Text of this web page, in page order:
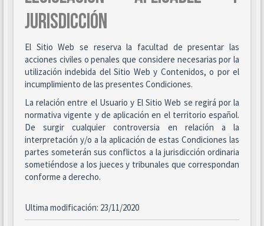
JURISDICCIÓN
El Sitio Web se reserva la facultad de presentar las
acciones civiles o penales que considere necesarias por la
utilización indebida del Sitio Web y Contenidos, o por el
incumplimiento de las presentes Condiciones.
La relación entre el Usuario y El Sitio Web se regirá por la
normativa vigente y de aplicación en el territorio español.
De surgir cualquier controversia en relación a la
interpretación y/o a la aplicación de estas Condiciones las
partes someterán sus conflictos a la jurisdicción ordinaria
sometiéndose a los jueces y tribunales que correspondan
conforme a derecho.
Ultima modificación: 23/11/2020